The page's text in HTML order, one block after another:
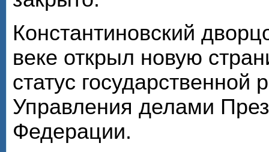
Константиновский
веке открыл новую
статус государственной
Управления делами
Федерации.